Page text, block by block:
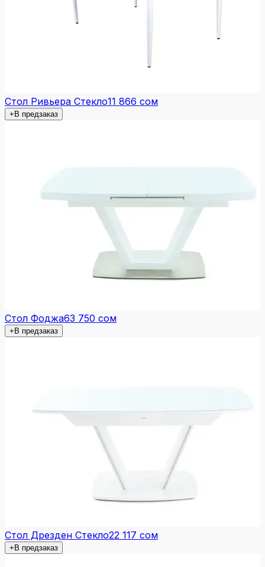
Стол Ривьера Стекло11 866 сом
+В предзаказ
Стол Фоджа63 750 сом
+В предзаказ
Стол Дрезден Стекло22 117 сом
+В предзаказ